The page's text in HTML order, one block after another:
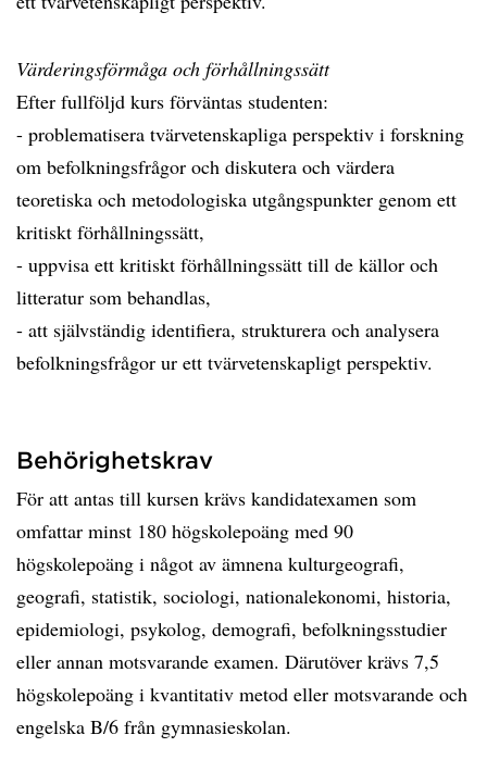
Värderingsförmåga och förhållningssätt
Efter fullföljd kurs förväntas studenten:
- problematisera tvärvetenskapliga perspektiv i forskning
om befolkningsfrågor och diskutera och värdera
teoretiska och metodologiska utgångspunkter genom ett
kritiskt förhållningssätt,
- uppvisa ett kritiskt förhållningssätt till de källor och
litteratur som behandlas,
- att självständig identifiera, strukturera och analysera
befolkningsfrågor ur ett tvärvetenskapligt perspektiv.
Behörighetskrav
För att antas till kursen krävs kandidatexamen som
omfattar minst 180 högskolepoäng med 90
högskolepoäng i något av ämnena kulturgeografi,
geografi, statistik, sociologi, nationalekonomi, historia,
epidemiologi, psykolog, demografi, befolkningsstudier
eller annan motsvarande examen. Därutöver krävs 7,5
högskolepoäng i kvantitativ metod eller motsvarande och
engelska B/6 från gymnasieskolan.